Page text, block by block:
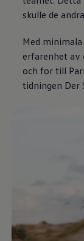
skulle de
Med
erfarenhet av
och for till
tidningen Der